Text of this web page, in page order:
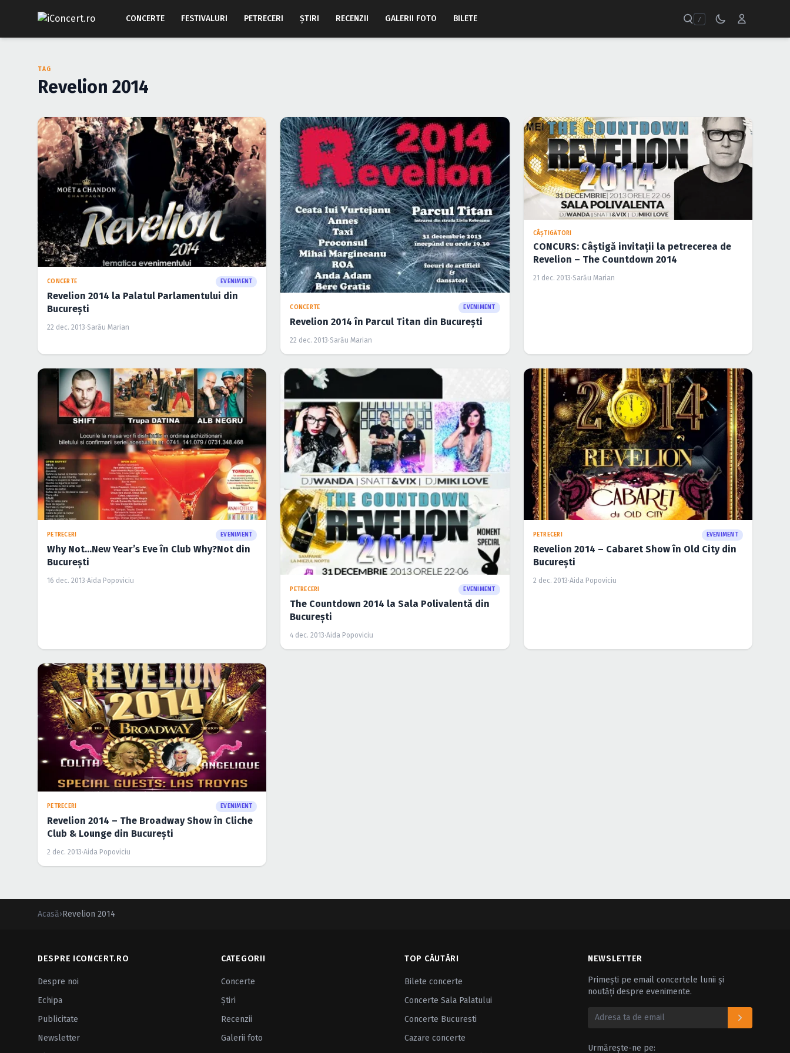
CONCERTE FESTIVALURI PETRECERI ŞTIRI RECENZII GALERII FOTO BILETE /
TAG
Revelion 2014
CONCERTE EVENIMENT
Revelion 2014 la Palatul Parlamentului din
Bucureşti
22 dec. 2013·Sarău Marian
CONCERTE EVENIMENT
Revelion 2014 în Parcul Titan din Bucureşti
22 dec. 2013·Sarău Marian
CÂŞTIGĂTORI
CONCURS: Câştigă invitaţii la petrecerea de
Revelion – The Countdown 2014
21 dec. 2013·Sarău Marian
PETRECERI EVENIMENT
Why Not…New Year’s Eve în Club Why?Not din
Bucureşti
16 dec. 2013·Aida Popoviciu
PETRECERI EVENIMENT
The Countdown 2014 la Sala Polivalentă din
Bucureşti
4 dec. 2013·Aida Popoviciu
PETRECERI EVENIMENT
Revelion 2014 – Cabaret Show în Old City din
Bucureşti
2 dec. 2013·Aida Popoviciu
PETRECERI EVENIMENT
Revelion 2014 – The Broadway Show în Cliche
Club & Lounge din Bucureşti
2 dec. 2013·Aida Popoviciu
Acasă›Revelion 2014
DESPRE ICONCERT.RO
Despre noi
Echipa
Publicitate
Newsletter
CATEGORII
Concerte
Ştiri
Recenzii
Galerii foto
TOP CĂUTĂRI
Bilete concerte
Concerte Sala Palatului
Concerte Bucuresti
Cazare concerte
NEWSLETTER
Primești pe email concertele lunii și
noutăți despre evenimente.
Urmărește-ne pe: